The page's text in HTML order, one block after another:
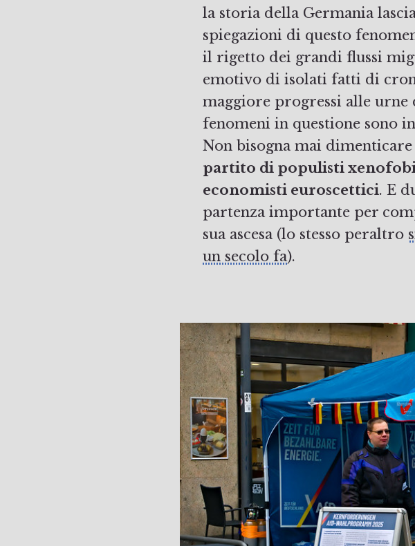
la storia della Germania
spiegazioni di questo
il rigetto dei grandi flussi
emotivo di isolati fatti di
maggiore progressi alle
fenomeni in questione sono
Non bisogna mai
partito di populisti
economisti euroscettici. E
partenza importante per
sua ascesa (lo stesso peraltro
un secolo fa).